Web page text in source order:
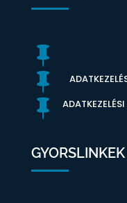



GYORSLINKEK